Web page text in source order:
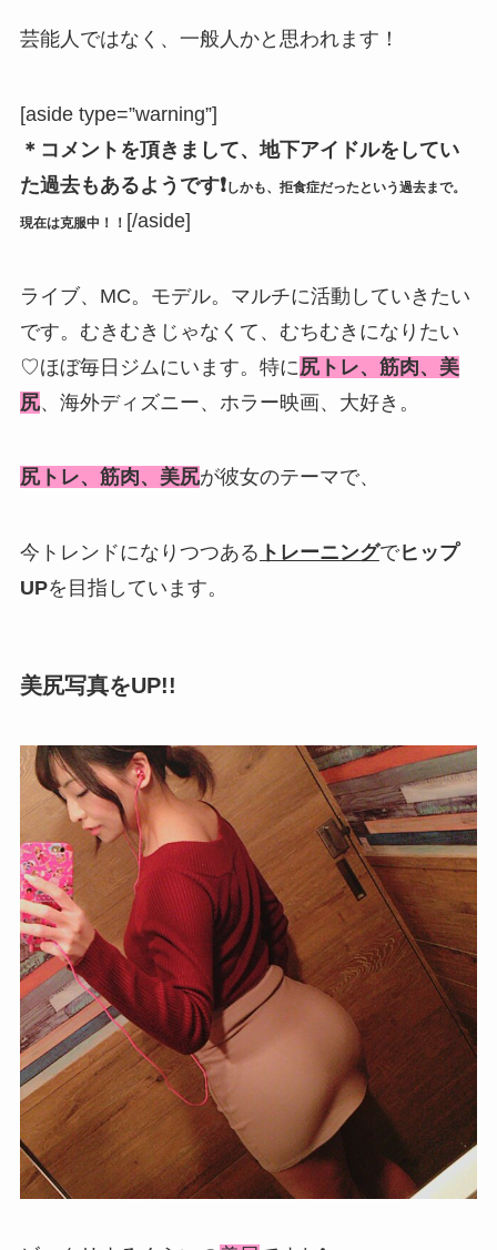
芸能人ではなく、一般人かと思われます！
[aside type=”warning”]
＊コメントを頂きまして、地下アイドルをしてい
た過去もあるようです❗しかも、拒食症だったという過去まで。
現在は克服中！！ [/aside]
ライブ、MC。モデル。マルチに活動していきたい
です。むきむきじゃなくて、むちむきになりたい
♡ほぼ毎日ジムにいます。特に 尻トレ、筋肉、美
尻、海外ディズニー、ホラー映画、大好き。
尻トレ、筋肉、美尻が彼女のテーマで、
今トレンドになりつつある トレーニングでヒップ
UPを目指しています。
美尻写真をUP!!